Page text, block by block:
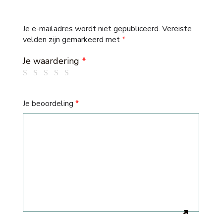
Je e-mailadres wordt niet gepubliceerd. Vereiste
velden zijn gemarkeerd met*
Je waardering *
Je beoordeling *